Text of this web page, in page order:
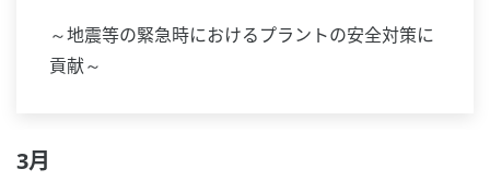
～地震等の緊急時におけるプラントの安全対策に
貢献～
3月